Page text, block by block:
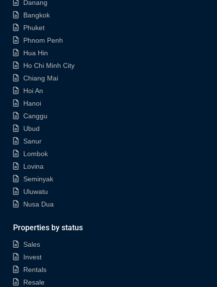
Danang
Bangkok
Phuket
Phnom Penh
Hua Hin
Ho Chi Minh City
Chiang Mai
Hoi An
Hanoi
Canggu
Ubud
Sanur
Lombok
Lovina
Seminyak
Uluwatu
Nusa Dua
Properties by status
Sales
Invest
Rentals
Resale